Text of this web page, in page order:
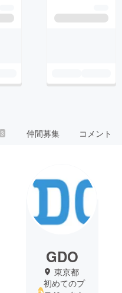
3 仲間募集 コメント
GDO
東京都
初めてのプ